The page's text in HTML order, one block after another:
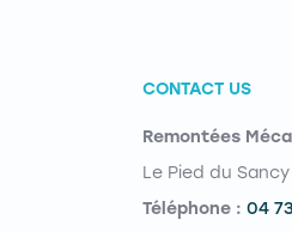
CONTACT US
Remontées
Le Pied du
Téléphone : 04